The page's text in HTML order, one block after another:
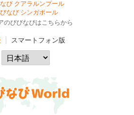
び クアラルンプール
なび シンガポール
のびびなびはこちらから
スマートフォン版